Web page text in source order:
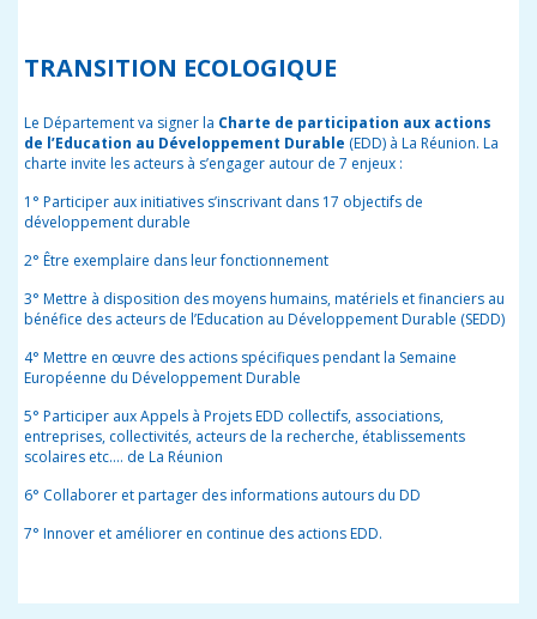
TRANSITION ECOLOGIQUE
Le Département va signer la Charte de participation aux actions
de l’Education au Développement Durable (EDD) à La Réunion. La
charte invite les acteurs à s’engager autour de 7 enjeux :
1° Participer aux initiatives s’inscrivant dans 17 objectifs de
développement durable
2° Être exemplaire dans leur fonctionnement
3° Mettre à disposition des moyens humains, matériels et financiers au
bénéfice des acteurs de l’Education au Développement Durable (SEDD)
4° Mettre en œuvre des actions spécifiques pendant la Semaine
Européenne du Développement Durable
5° Participer aux Appels à Projets EDD collectifs, associations,
entreprises, collectivités, acteurs de la recherche, établissements
scolaires etc.… de La Réunion
6° Collaborer et partager des informations autours du DD
7° Innover et améliorer en continue des actions EDD.